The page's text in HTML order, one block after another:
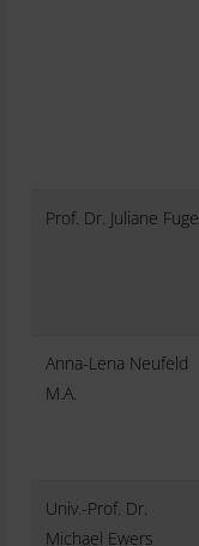
Prof. Dr. Juliane Fuge
Anna-Lena Neufeld
M.A.
Univ.-Prof. Dr.
Michael Ewers